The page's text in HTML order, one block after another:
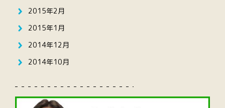
2015年2月
2015年1月
2014年12月
2014年10月